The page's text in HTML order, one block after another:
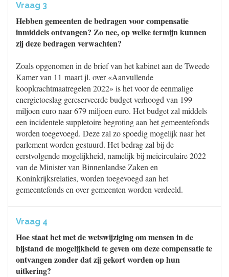
Vraag 3
Hebben gemeenten de bedragen voor compensatie
inmiddels ontvangen? Zo nee, op welke termijn kunnen
zij deze bedragen verwachten?
Zoals opgenomen in de brief van het kabinet aan de Tweede
Kamer van 11 maart jl. over «Aanvullende
koopkrachtmaatregelen 2022» is het voor de eenmalige
energietoeslag gereserveerde budget verhoogd van 199
miljoen euro naar 679 miljoen euro. Het budget zal middels
een incidentele suppletoire begroting aan het gemeentefonds
worden toegevoegd. Deze zal zo spoedig mogelijk naar het
parlement worden gestuurd. Het bedrag zal bij de
eerstvolgende mogelijkheid, namelijk bij meicirculaire 2022
van de Minister van Binnenlandse Zaken en
Koninkrijksrelaties, worden toegevoegd aan het
gemeentefonds en over gemeenten worden verdeeld.
Vraag 4
Hoe staat het met de wetswijziging om mensen in de
bijstand de mogelijkheid te geven om deze compensatie te
ontvangen zonder dat zij gekort worden op hun
uitkering?